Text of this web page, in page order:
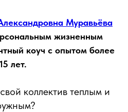
Муравьёва
жизненным
коуч с опытом более
15 лет.
коллектив теплым и